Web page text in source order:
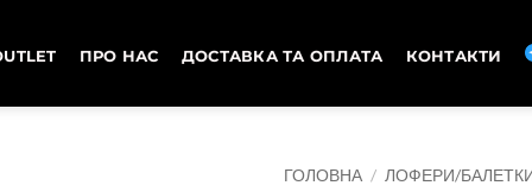
ПРО НАС ДОСТАВКА ТА ОПЛАТА КОНТАКТИ
ГОЛОВНА / ЛОФЕРИ/